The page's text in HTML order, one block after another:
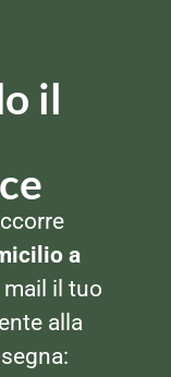
il
a
mail il tuo
alla